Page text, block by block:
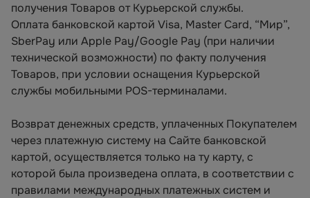
получения Товаров от Курьерской службы.
Оплата банковской картой Visa, Master Card, “Мир”,
SberPay или Apple Pay/Google Pay (при наличии
технической возможности) по факту получения
Товаров, при условии оснащения Курьерской
службы мобильными POS-терминалами.
Возврат денежных средств, уплаченных Покупателем
через платежную систему на Сайте банковской
картой, осуществляется только на ту карту, с
которой была произведена оплата, в соответствии с
правилами международных платежных систем и